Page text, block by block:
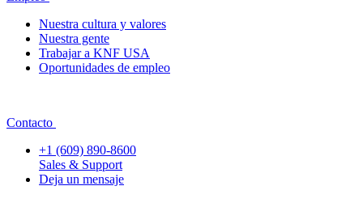
Nuestra cultura y valores
Nuestra gente
Trabajar a KNF USA
Oportunidades de empleo
Contacto
+1 (609) 890-8600
Sales & Support
Deja un mensaje